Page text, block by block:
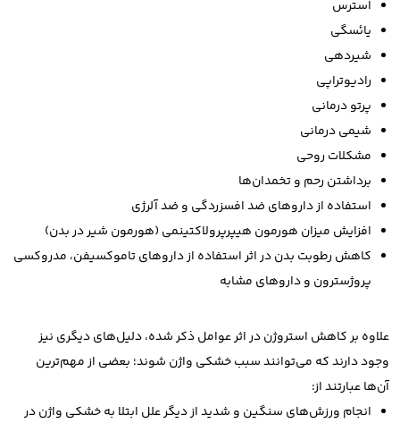
استرس
یائسگی
شیردهی
رادیوتراپی
پرتو درمانی
شیمی درمانی
مشکلات روحی
برداشتن رحم و تخمدان‌ها
استفاده از داروهای ضد افسزردگی و ضد آلرژی
افزایش میزان هورمون هیپرپرولاکتینمی (هورمون شیر در بدن)
کاهش رطوبت بدن در اثر استفاده از داروهای تاموکسیفن، مدروکسی
پروژسترون و داروهای مشابه
علاوه بر کاهش استروژن در اثر عوامل ذکر شده، دلیل‌های دیگری نیز
وجود دارند که می‌توانند سبب خشکی واژن شوند؛ بعضی از مهم‌ترین
آن‌ها عبارتند از:
انجام ورزش‌های سنگین و شدید از دیگر علل ابتلا به خشکی واژن در